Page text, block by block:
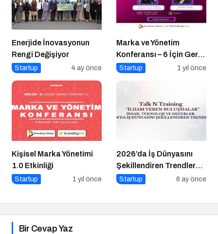
Enerjide İnovasyonun
Rengi Değişiyor
Startup 4 ay önce
Marka ve Yönetim
Konferansı – 6 İçin Geri
Sayım!
Startup 1 yıl önce
Kişisel Marka Yönetimi
1.0 Etkinliği
Startup 1 yıl önce
2026’da İş Dünyasını
Şekillendiren Trendler
Talk N Training “İlham
Startup 6 ay önce
Bir Cevap Yaz